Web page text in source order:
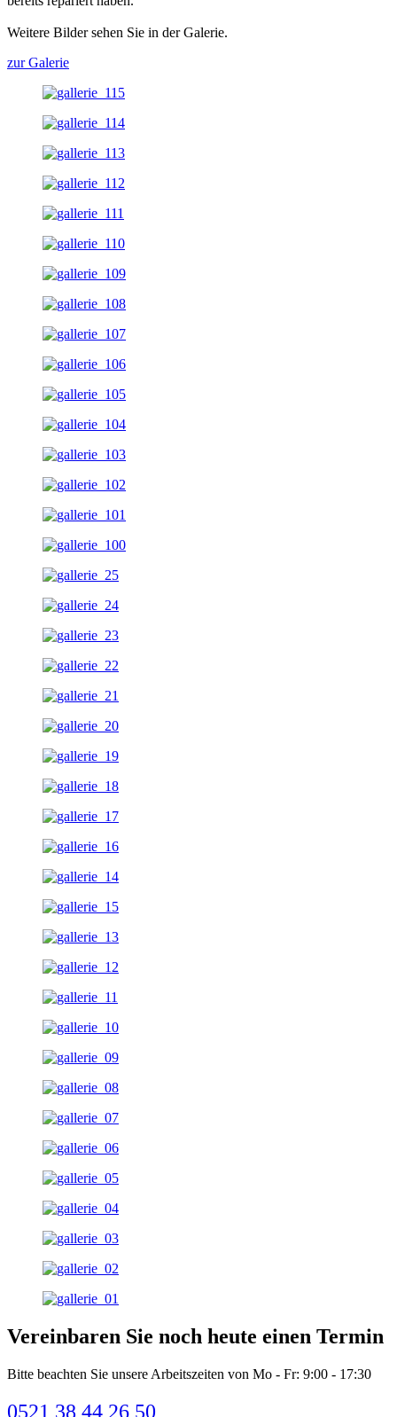
Weitere Bilder sehen Sie in der Galerie.
zur Galerie
Vereinbaren Sie noch heute einen Termin
Bitte beachten Sie unsere Arbeitszeiten von Mo - Fr: 9:00 - 17:30
0521 38 44 26 50